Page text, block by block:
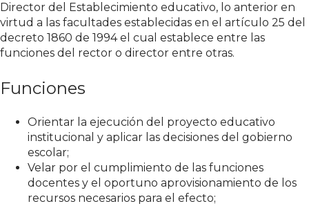
Director del Establecimiento educativo, lo anterior en
virtud a las facultades establecidas en el artículo 25 del
decreto 1860 de 1994 el cual establece entre las
funciones del rector o director entre otras.
Funciones
Orientar la ejecución del proyecto educativo
institucional y aplicar las decisiones del gobierno
escolar;
Velar por el cumplimiento de las funciones
docentes y el oportuno aprovisionamiento de los
recursos necesarios para el efecto;